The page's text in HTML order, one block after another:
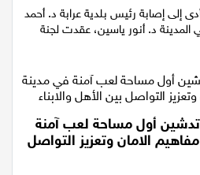
إلى إصابة رئيس بلدية عرابة د. أحمد
المدينة د. أنور ياسين، عقدت لجنة
تدشين أول مساحة لعب آمنة
الامان وتعزيز التواصل